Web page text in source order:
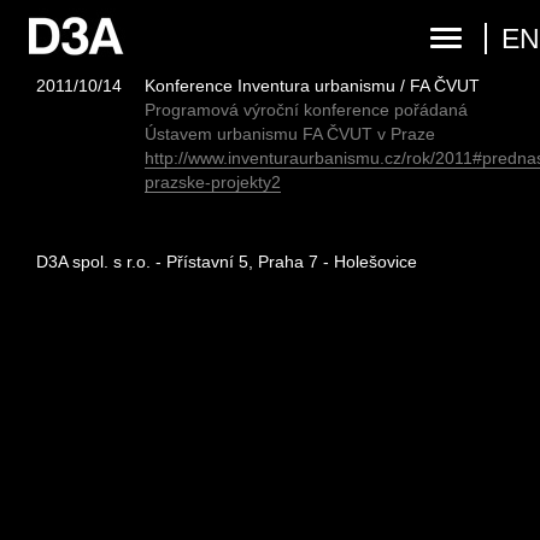
EN
2011/10/14
Konference Inventura urbanismu / FA ČVUT
Programová výroční konference pořádaná
Ústavem urbanismu FA ČVUT v Praze
http://www.inventuraurbanismu.cz/rok/
prazske-projekty2
D3A spol. s r.o. - Přístavní 5, Praha 7 - Holešovice